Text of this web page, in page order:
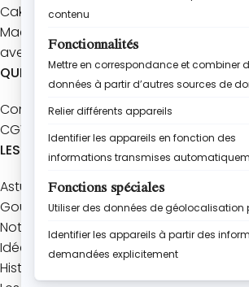
Cake Design Master
Macarons
avec les enfants
QUI SOMMES-NOUS ?
Contact
CGV
LES ACTUALITÉS
Astuces pâtisserie
Gourmandise de Saison
Notre jeu mobile
Idées gourmandes
Histoires de Desserts